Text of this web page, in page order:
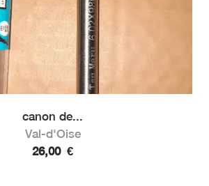
canon de...
Val-d'Oise
26,00 €